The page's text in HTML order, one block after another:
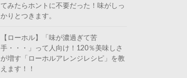
てみたらホントに不要だった！味がしっ
かりとつきます。
【ローホル】「味が濃過ぎて苦
手・・・」って人向け！120％美味しさ
が増す「ローホルアレンジレシピ」を教
えます！！